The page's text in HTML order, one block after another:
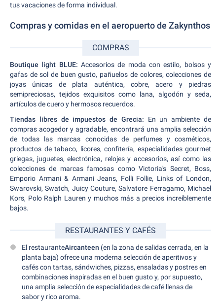
tus vacaciones de forma individual.
Compras y comidas en el aeropuerto de Zakynthos
COMPRAS
Boutique light BLUE: Accesorios de moda con estilo, bolsos y
gafas de sol de buen gusto, pañuelos de colores, colecciones de
joyas únicas de plata auténtica, cobre, acero y piedras
semipreciosas, tejidos exquisitos como lana, algodón y seda,
artículos de cuero y hermosos recuerdos.
Tiendas libres de impuestos de Grecia: En un ambiente de
compras acogedor y agradable, encontrará una amplia selección
de todas las marcas conocidas de perfumes y cosméticos,
productos de tabaco, licores, confitería, especialidades gourmet
griegas, juguetes, electrónica, relojes y accesorios, así como las
colecciones de marcas famosas como Victoria's Secret, Boss,
Emporio Armani & Armani Jeans, Folli Follie, Links of London,
Swarovski, Swatch, Juicy Couture, Salvatore Ferragamo, Michael
Kors, Polo Ralph Lauren y muchos más a precios increíblemente
bajos.
RESTAURANTES Y CAFÉS
El restauranteAircanteen (en la zona de salidas cerrada, en la
planta baja) ofrece una moderna selección de aperitivos y
cafés con tartas, sándwiches, pizzas, ensaladas y postres en
combinaciones inspiradas en el buen gusto y, por supuesto,
una amplia selección de especialidades de café llenas de
sabor y rico aroma.